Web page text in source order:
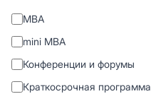
MBA
mini MBA
Конференции и форумы
Краткосрочная программа